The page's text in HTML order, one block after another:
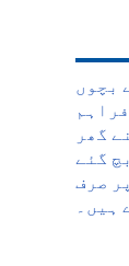
بچوں
گھر
گئے
صرف
ہیں۔